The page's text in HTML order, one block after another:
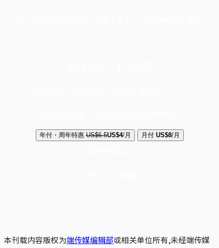
年付・周年特惠 US$6.5US$4/月 月付 US$8/月
本刊载内容版权为端传媒编辑部或相关单位所有,未经端传媒